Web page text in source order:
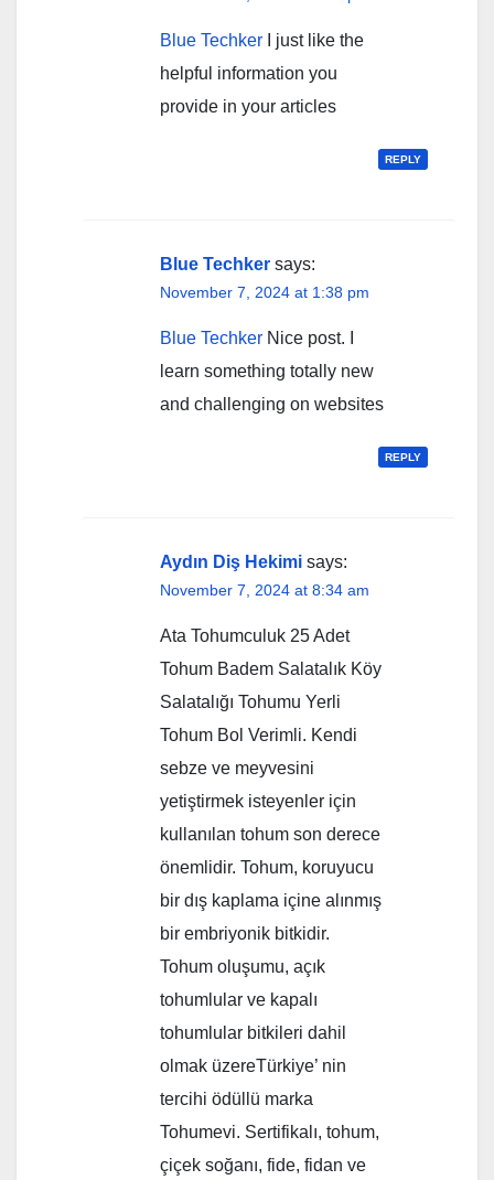
Blue Techker I just like the
helpful information you
provide in your articles
REPLY
Blue Techker says:
November 7, 2024 at 1:38 pm
Blue Techker Nice post. I
learn something totally new
and challenging on websites
REPLY
Aydın Diş Hekimi says:
November 7, 2024 at 8:34 am
Ata Tohumculuk 25 Adet
Tohum Badem Salatalık Köy
Salatalığı Tohumu Yerli
Tohum Bol Verimli. Kendi
sebze ve meyvesini
yetiştirmek isteyenler için
kullanılan tohum son derece
önemlidir. Tohum, koruyucu
bir dış kaplama içine alınmış
bir embriyonik bitkidir.
Tohum oluşumu, açık
tohumlular ve kapalı
tohumlular bitkileri dahil
olmak üzereTürkiye’ nin
tercihi ödüllü marka
Tohumevi. Sertifikalı, tohum,
çiçek soğanı, fide, fidan ve